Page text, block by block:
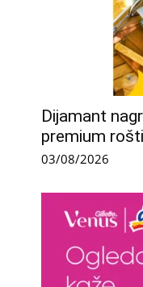
Dijamant
premium
03/08/2026